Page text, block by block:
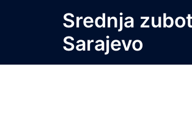
Srednja
Sarajevo